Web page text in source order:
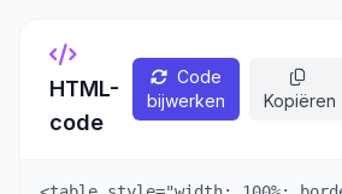
HTML-
code
Code
bijwerken
Kopiëren